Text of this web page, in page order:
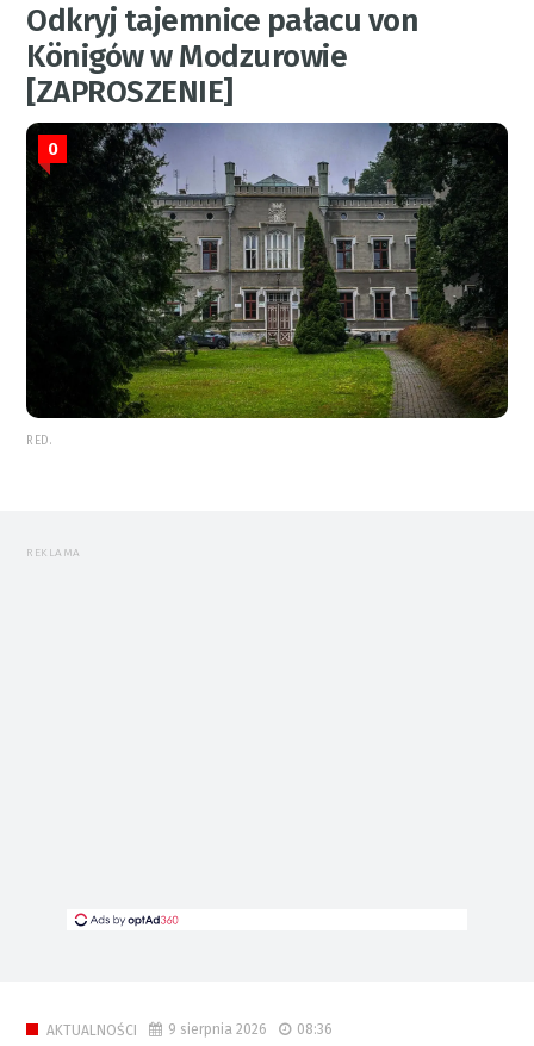
Odkryj tajemnice pałacu von
Königów w Modzurowie
[ZAPROSZENIE]
0
RED.
REKLAMA
AKTUALNOŚCI 9 sierpnia 2026 08:36